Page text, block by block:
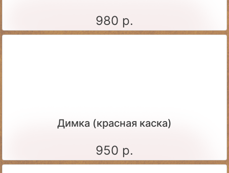
980 р.
Димка (красная каска)
950 р.